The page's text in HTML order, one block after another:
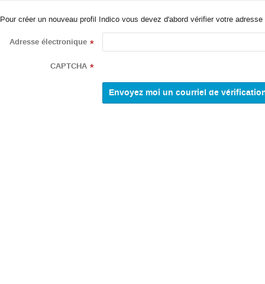
Pour créer un nouveau profil Indico vous devez d'abord vérifier votre
Adresse électronique *
CAPTCHA *